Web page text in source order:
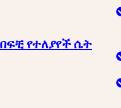
የተለያየች ሴት